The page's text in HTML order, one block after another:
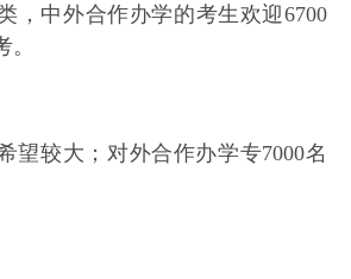
，中外合作办学的考生欢迎6700
望较大；对外合作办学专7000名